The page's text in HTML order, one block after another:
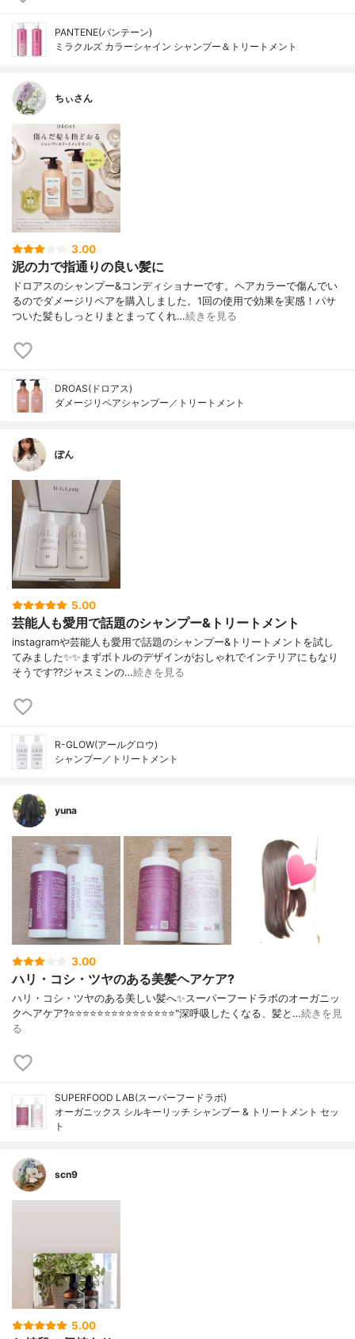
PANTENE(パンテーン)
ミラクルズ カラーシャイン シャンプー＆トリートメント
ちぃさん
3.00
泥の力で指通りの良い髪に
ドロアスのシャンプー&コンディショナーです。ヘアカラーで傷んでい
るのでダメージリペアを購入しました。1回の使用で効果を実感！パサ
ついた髪もしっとりまとまってくれ…続きを見る
DROAS(ドロアス)
ダメージリペアシャンプー／トリートメント
ぽん
5.00
芸能人も愛用で話題のシャンプー&トリートメント
instagramや芸能人も愛用で話題のシャンプー&トリートメントを試し
てみました✨✨まずボトルのデザインがおしゃれでインテリアにもなり
そうです??ジャスミンの…続きを見る
R-GLOW(アールグロウ)
シャンプー／トリートメント
yuna
3.00
ハリ・コシ・ツヤのある美髪ヘアケア?
ハリ・コシ・ツヤのある美しい髪へ✨スーパーフードラボのオーガニッ
クヘアケア?⭐️⭐️⭐️⭐️⭐️⭐️⭐️⭐️⭐️⭐️⭐️⭐️⭐️⭐️⭐️"深呼吸したくなる、髪と…続きを見
る
SUPERFOOD LAB(スーパーフードラボ)
オーガニックス シルキーリッチ シャンプー & トリートメント セッ
ト
scn9
5.00